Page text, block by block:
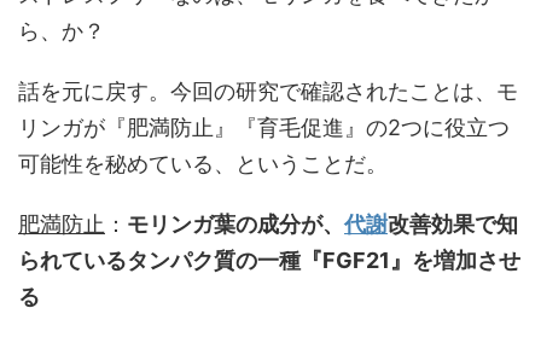
ら、か？
話を元に戻す。今回の研究で確認されたことは、モ
リンガが『肥満防止』『育毛促進』の2つに役立つ
可能性を秘めている、ということだ。
肥満防止 ： モリンガ葉の成分が、 代謝改善効果で知
られているタンパク質の一種『FGF21』を増加させ
る